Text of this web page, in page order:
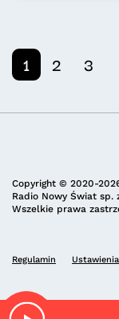
1 2 3
Copyright © 2020-
Radio Nowy Świat sp.
Wszelkie prawa
Regulamin